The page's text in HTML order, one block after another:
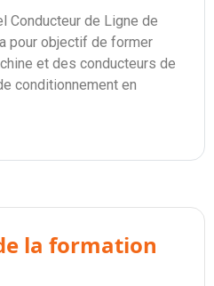
Conducteur de Ligne de
pour objectif de former
et des conducteurs de
conditionnement en
la formation